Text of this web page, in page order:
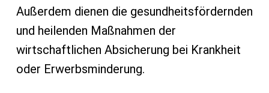
Außerdem dienen die gesundheitsfördernden
und heilenden Maßnahmen der
wirtschaftlichen Absicherung bei Krankheit
oder Erwerbsminderung.